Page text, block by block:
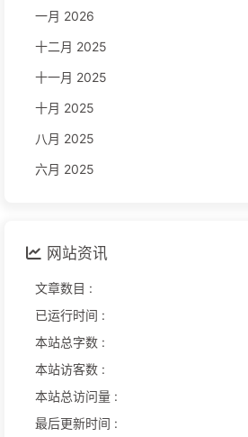
一月 2026
十二月 2025
十一月 2025
十月 2025
八月 2025
六月 2025
网站资讯
文章数目 :
已运行时间 :
本站总字数 :
本站访客数 :
本站总访问量 :
最后更新时间 :